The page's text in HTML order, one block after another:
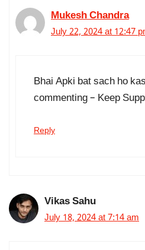
Mukesh Chandra
July 22, 2024 at 12:47
Bhai Apki bat sach ho
commenting – Keep
Reply
Vikas Sahu
July 18, 2024 at 7:14 am